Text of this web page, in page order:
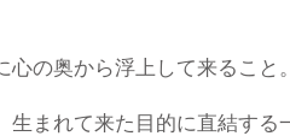
の奥から浮上して来ること。
生まれて来た目的に直結する